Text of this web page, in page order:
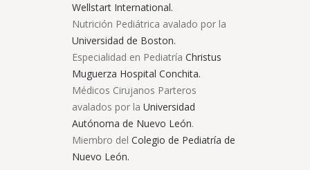
Wellstart International.
Nutrición Pediátrica avalado por la
Universidad de Boston.
Especialidad en Pediatría Christus
Muguerza Hospital Conchita.
Médicos Cirujanos Parteros
avalados por la Universidad
Autónoma de Nuevo León.
Miembro del Colegio de Pediatría de
Nuevo León.